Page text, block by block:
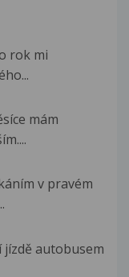
rok mi
mám
v pravém
jízdě autobusem